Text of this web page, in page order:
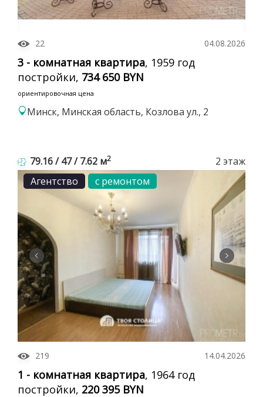
22 04.08.2026
3 - комнатная квартира, 1959 год
постройки, 734 650 BYN
ориентировочная цена
Минск, Минская область, Козлова ул., 2
79.16 / 47 / 7.62 м2
2 этаж
Агентство
с ремонтом
219 14.04.2026
1 - комнатная квартира, 1964 год
постройки, 220 395 BYN